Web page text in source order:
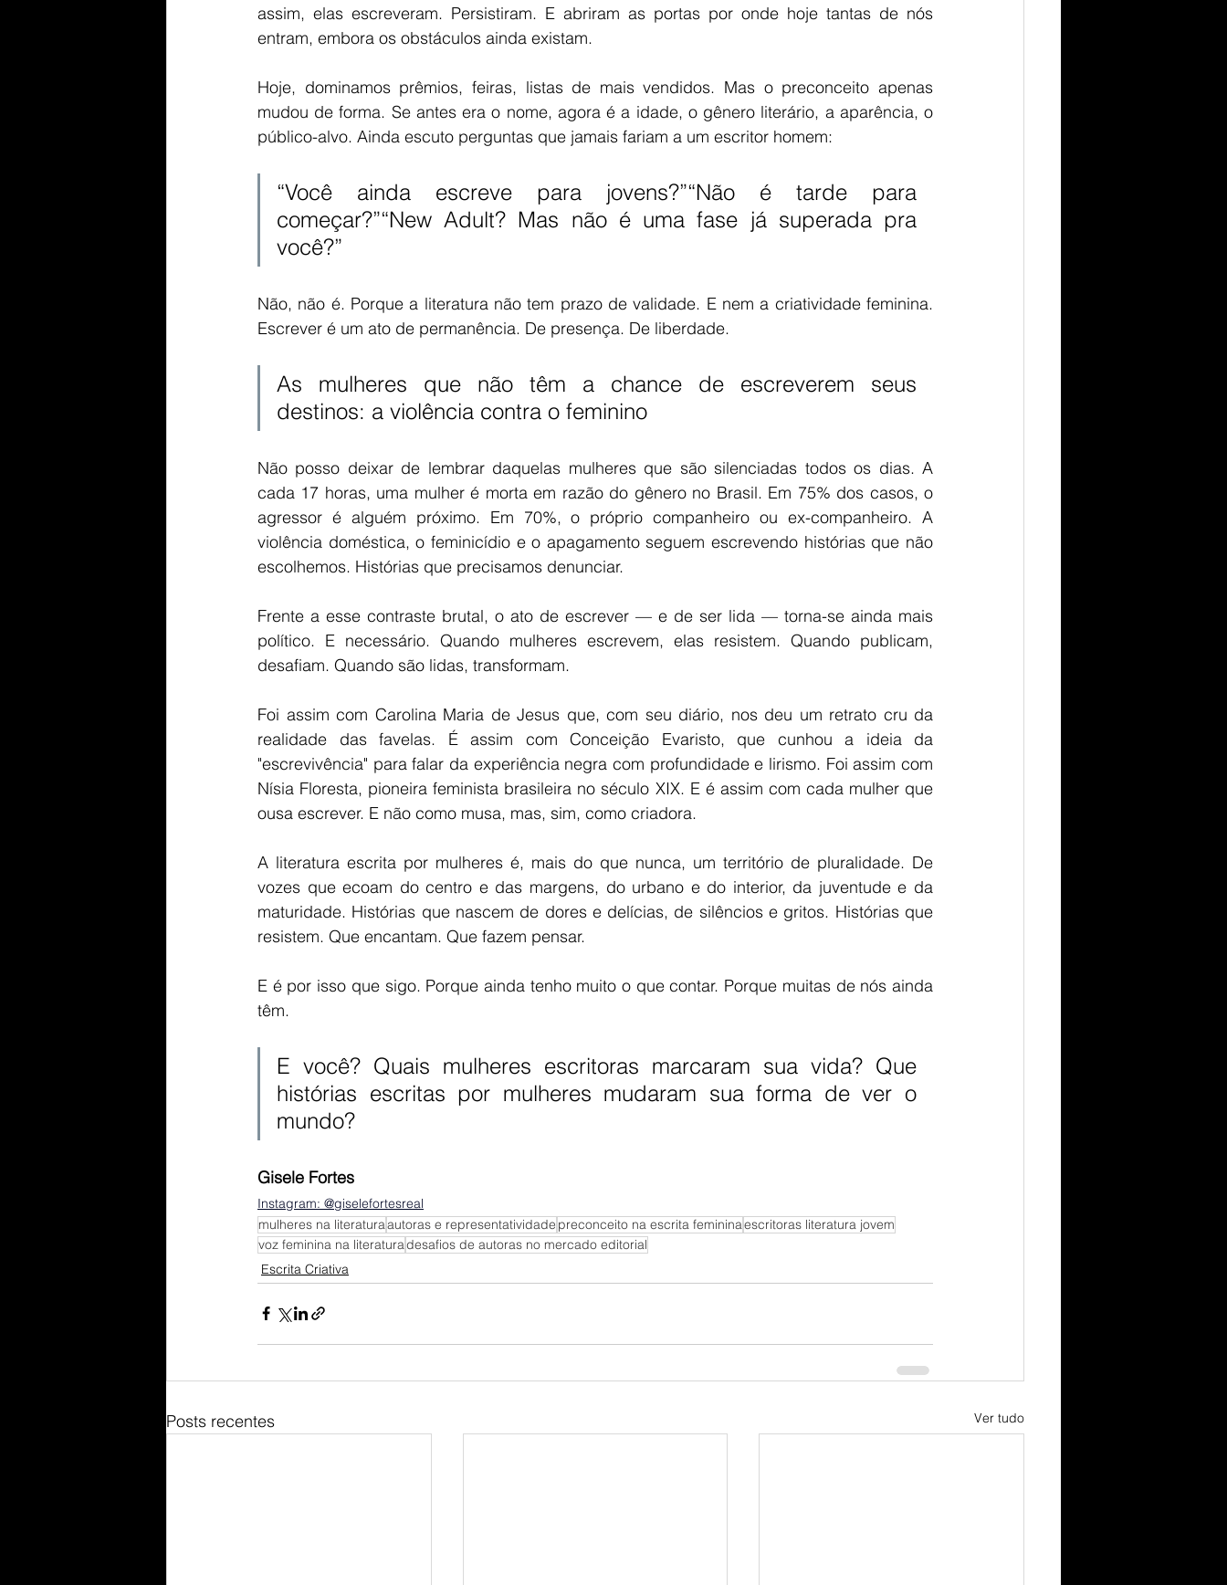
assim, elas escreveram. Persistiram. E abriram as portas por onde hoje tantas de nós
entram, embora os obstáculos ainda existam.
Hoje, dominamos prêmios, feiras, listas de mais vendidos. Mas o preconceito apenas
mudou de forma. Se antes era o nome, agora é a idade, o gênero literário, a aparência, o
público-alvo. Ainda escuto perguntas que jamais fariam a um escritor homem:
“Você ainda escreve para jovens?”“Não é tarde para
começar?”“New Adult? Mas não é uma fase já superada pra
você?”
Não, não é. Porque a literatura não tem prazo de validade. E nem a criatividade feminina.
Escrever é um ato de permanência. De presença. De liberdade.
As mulheres que não têm a chance de escreverem seus
destinos: a violência contra o feminino
Não posso deixar de lembrar daquelas mulheres que são silenciadas todos os dias. A
cada 17 horas, uma mulher é morta em razão do gênero no Brasil. Em 75% dos casos, o
agressor é alguém próximo. Em 70%, o próprio companheiro ou ex-companheiro. A
violência doméstica, o feminicídio e o apagamento seguem escrevendo histórias que não
escolhemos. Histórias que precisamos denunciar.
Frente a esse contraste brutal, o ato de escrever — e de ser lida — torna-se ainda mais
político. E necessário. Quando mulheres escrevem, elas resistem. Quando publicam,
desafiam. Quando são lidas, transformam.
Foi assim com Carolina Maria de Jesus que, com seu diário, nos deu um retrato cru da
realidade das favelas. É assim com Conceição Evaristo, que cunhou a ideia da
"escrevivência" para falar da experiência negra com profundidade e lirismo. Foi assim com
Nísia Floresta, pioneira feminista brasileira no século XIX. E é assim com cada mulher que
ousa escrever. E não como musa, mas, sim, como criadora.
A literatura escrita por mulheres é, mais do que nunca, um território de pluralidade. De
vozes que ecoam do centro e das margens, do urbano e do interior, da juventude e da
maturidade. Histórias que nascem de dores e delícias, de silêncios e gritos. Histórias que
resistem. Que encantam. Que fazem pensar.
E é por isso que sigo. Porque ainda tenho muito o que contar. Porque muitas de nós ainda
têm.
E você? Quais mulheres escritoras marcaram sua vida? Que
histórias escritas por mulheres mudaram sua forma de ver o
mundo?
Gisele Fortes
Instagram: @giselefortesreal
mulheres na literaturaautoras e representatividade preconceito na escrita femininaescritoras literatura jovem
voz feminina na literaturadesafios de autoras no mercado editorial
Escrita Criativa
Posts recentes Ver tudo